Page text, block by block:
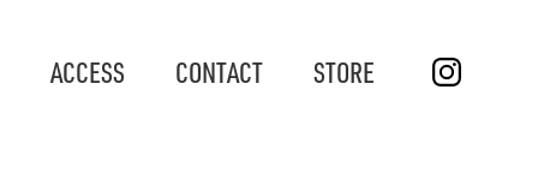
ACCESS CONTACT STORE